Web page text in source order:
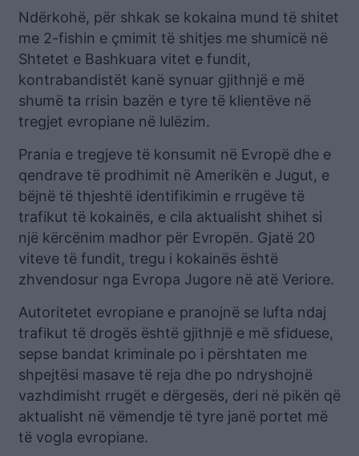
Ndërkohë, për shkak se kokaina mund të shitet
me 2-fishin e çmimit të shitjes me shumicë në
Shtetet e Bashkuara vitet e fundit,
kontrabandistët kanë synuar gjithnjë e më
shumë ta rrisin bazën e tyre të klientëve në
tregjet evropiane në lulëzim.
Prania e tregjeve të konsumit në Evropë dhe e
qendrave të prodhimit në Amerikën e Jugut, e
bëjnë të thjeshtë identifikimin e rrugëve të
trafikut të kokainës, e cila aktualisht shihet si
një kërcënim madhor për Evropën. Gjatë 20
viteve të fundit, tregu i kokainës është
zhvendosur nga Evropa Jugore në atë Veriore.
Autoritetet evropiane e pranojnë se lufta ndaj
trafikut të drogës është gjithnjë e më sfiduese,
sepse bandat kriminale po i përshtaten me
shpejtësi masave të reja dhe po ndryshojnë
vazhdimisht rrugët e dërgesës, deri në pikën që
aktualisht në vëmendje të tyre janë portet më
të vogla evropiane.